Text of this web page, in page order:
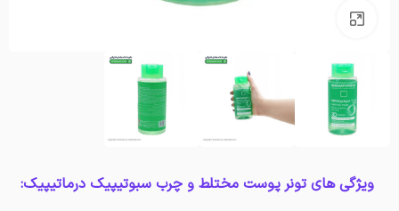
ویژگی های تونر پوست مختلط و چرب سبوتیپیک درماتیپیک: